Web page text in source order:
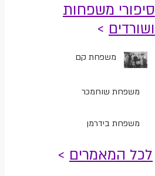
סיפורי משפחות
ושורדים >
משפחת קם
משפחת שוחמכר
משפחת בידרמן
לכל המאמרים >